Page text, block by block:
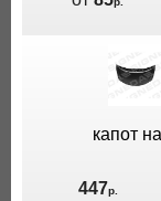
капот
447р.